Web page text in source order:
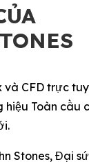
và CFD trực
Toàn cầu
Stones, Đại